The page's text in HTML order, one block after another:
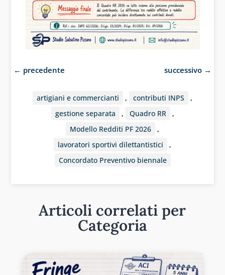
← precedente successivo →
artigiani e commercianti , contributi INPS
,
gestione separata
, Quadro RR
,
Modello Redditi PF 2026
,
lavoratori sportivi dilettantistici
,
Concordato Preventivo biennale
Articoli correlati per
Categoria